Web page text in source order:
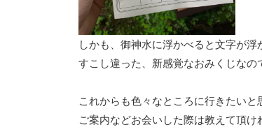
しかも、御神水に浮かべると文字が
すこし違った、新感覚なおみくじな
これからも色々なところに行きたいと
ご案内などお会いした際は教えて頂け